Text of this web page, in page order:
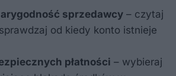
sprzedawcy – czytaj
od kiedy konto istnieje
płatności – wybieraj